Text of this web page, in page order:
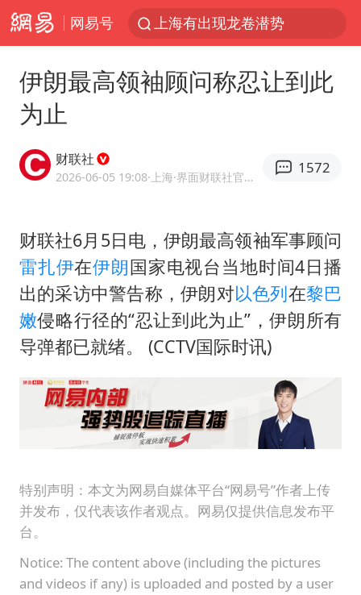
网易号
上海有出现龙卷潜势
白海豚预计将在浙江苍南到三门一带登陆
王艺迪2-4不敌张本美和止步4强
上门女婿出轨女邻居多年被判重婚罪
《披荆斩棘》阵容官宣
王艺迪无缘横滨赛决赛
泰国：高度重视中国游客旅游体验
白海豚或提早3小时登陆
2025年小学教师减少13.19万
《龙餐馆》 冲奖
武契奇会见泽连斯基有何意图
构建更高水平的全民健身公共服务体系
伊朗最高领袖顾问称忍让到此
为止
财联社
2026-06-05 19:08·上海 ·界面财联社官方账号
1572
财联社6月5日电，伊朗最高领袖军事顾问
雷扎伊在伊朗国家电视台当地时间4日播
出的采访中警告称，伊朗对以色列在黎巴
嫩侵略行径的“忍让到此为止”，伊朗所有
导弹都已就绪。 (CCTV国际时讯)
特别声明：本文为网易自媒体平台“网易号”作者上传
并发布，仅代表该作者观点。网易仅提供信息发布平
台。
Notice: The content above (including the pictures
and videos if any) is uploaded and posted by a user